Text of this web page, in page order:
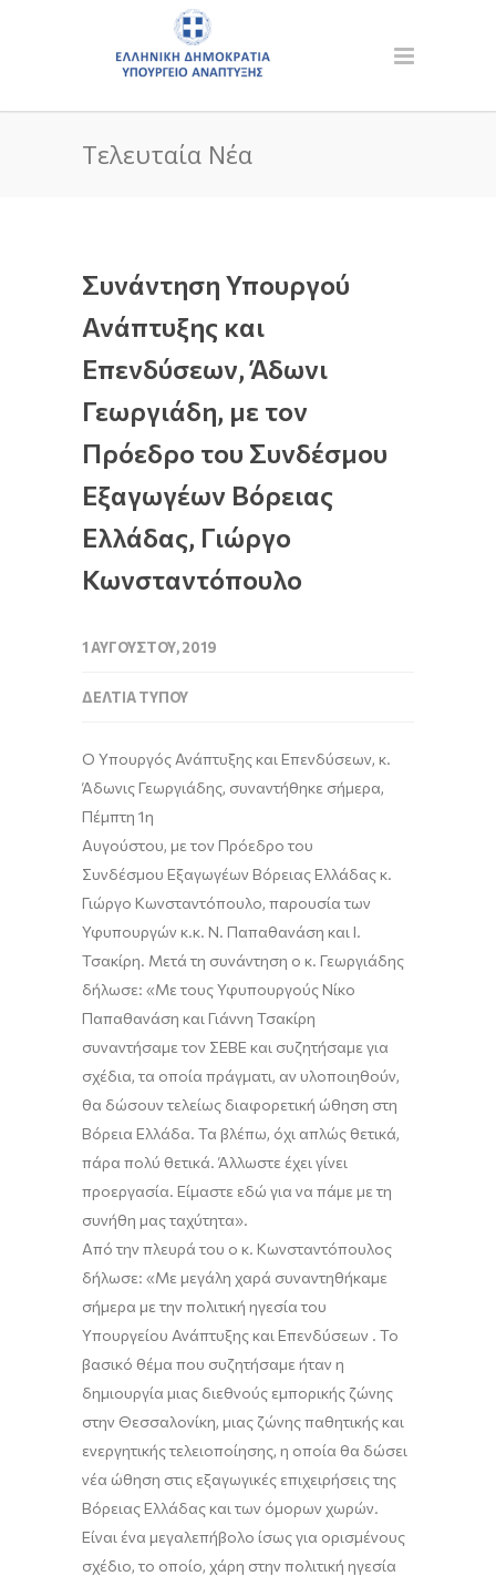
Τελευταία Νέα
Συνάντηση Υπουργού
Ανάπτυξης και
Επενδύσεων, Άδωνι
Γεωργιάδη, με τον
Πρόεδρο του Συνδέσμου
Εξαγωγέων Βόρειας
Ελλάδας, Γιώργο
Κωνσταντόπουλο
1 ΑΥΓΟΎΣΤΟΥ, 2019
ΔΕΛΤΊΑ ΤΎΠΟΥ
Ο Υπουργός Ανάπτυξης και Επενδύσεων, κ.
Άδωνις Γεωργιάδης, συναντήθηκε σήμερα,
Πέμπτη 1η
Αυγούστου, με τον Πρόεδρο του
Συνδέσμου Εξαγωγέων Βόρειας Ελλάδας κ.
Γιώργο Κωνσταντόπουλο, παρουσία των
Υφυπουργών κ.κ. Ν. Παπαθανάση και Ι.
Τσακίρη. Μετά τη συνάντηση ο κ. Γεωργιάδης
δήλωσε: «Με τους Υφυπουργούς Νίκο
Παπαθανάση και Γιάννη Τσακίρη
συναντήσαμε τον ΣΕΒΕ και συζητήσαμε για
σχέδια, τα οποία πράγματι, αν υλοποιηθούν,
θα δώσουν τελείως διαφορετική ώθηση στη
Βόρεια Ελλάδα. Τα βλέπω, όχι απλώς θετικά,
πάρα πολύ θετικά. Άλλωστε έχει γίνει
προεργασία. Είμαστε εδώ για να πάμε με τη
συνήθη μας ταχύτητα».
Από την πλευρά του ο κ. Κωνσταντόπουλος
δήλωσε: «Με μεγάλη χαρά συναντηθήκαμε
σήμερα με την πολιτική ηγεσία του
Υπουργείου Ανάπτυξης και Επενδύσεων . Το
βασικό θέμα που συζητήσαμε ήταν η
δημιουργία μιας διεθνούς εμπορικής ζώνης
στην Θεσσαλονίκη, μιας ζώνης παθητικής και
ενεργητικής τελειοποίησης, η οποία θα δώσει
νέα ώθηση στις εξαγωγικές επιχειρήσεις της
Βόρειας Ελλάδας και των όμορων χωρών.
Είναι ένα μεγαλεπήβολο ίσως για ορισμένους
σχέδιο, το οποίο, χάρη στην πολιτική ηγεσία